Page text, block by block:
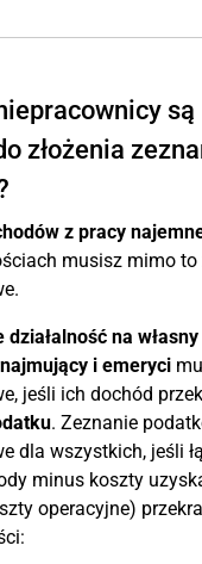
są
złożenia
z pracy
musisz mimo to
na
i emeryci
jeśli ich dochód
. Zeznanie
dla wszystkich, jeśli
minus koszty
operacyjne)